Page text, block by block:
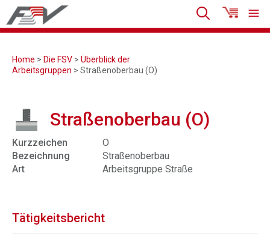
Home > Die FSV > Überblick der
Arbeitsgruppen > Straßenoberbau (O)
Straßenoberbau (O)
Kurzzeichen
O
Bezeichnung
Straßenoberbau
Art
Arbeitsgruppe Straße
Tätigkeitsbericht